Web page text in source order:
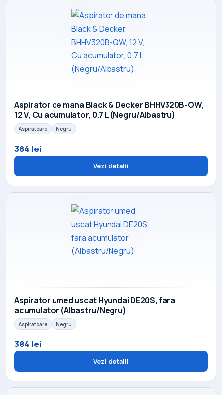
Aspirator de mana Black & Decker BHHV320B-QW,
12 V, Cu acumulator, 0.7 L (Negru/Albastru)
Aspiratoare Negru
384 lei
Vezi detalii
Aspirator umed uscat Hyundai DE20S, fara
acumulator (Albastru/Negru)
Aspiratoare Negru
384 lei
Vezi detalii